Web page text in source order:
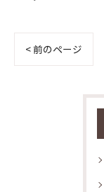
< 前のページ